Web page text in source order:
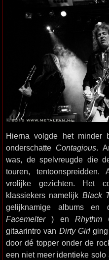
Hierna volgde het minder
onderschatte Contagious.
was, de spelvreugde die
touren,
vrolijke gezichten. Het
klassiekers namelijk Black
gelijknamige albums en
Facemelter) en Rhythm
gitaarintro van Dirty Girl
door dé topper onder de
een niet meer identieke